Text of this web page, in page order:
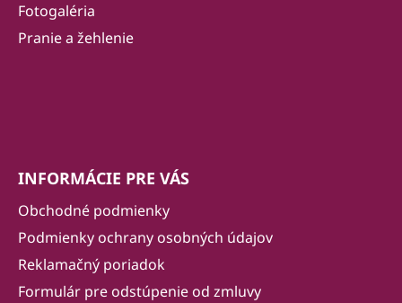
Fotogaléria
Pranie a žehlenie
INFORMÁCIE PRE VÁS
Obchodné podmienky
Podmienky ochrany osobných údajov
Reklamačný poriadok
Formulár pre odstúpenie od zmluvy